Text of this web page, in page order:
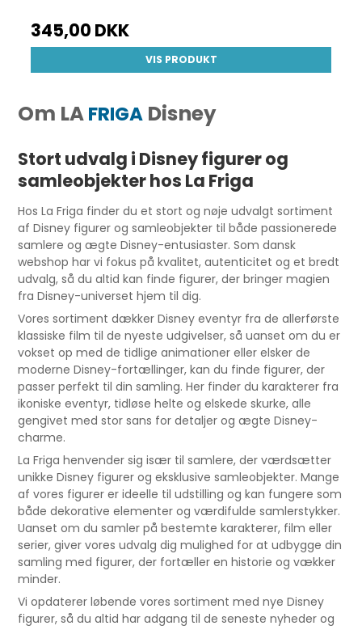
345,00 DKK
VIS PRODUKT
Om LAFRIGA Disney
Stort udvalg i Disney figurer og
samleobjekter hos La Friga
Hos La Friga finder du et stort og nøje udvalgt sortiment
af Disney figurer og samleobjekter til både passionerede
samlere og ægte Disney-entusiaster. Som dansk
webshop har vi fokus på kvalitet, autenticitet og et bredt
udvalg, så du altid kan finde figurer, der bringer magien
fra Disney-universet hjem til dig.
Vores sortiment dækker Disney eventyr fra de allerførste
klassiske film til de nyeste udgivelser, så uanset om du er
vokset op med de tidlige animationer eller elsker de
moderne Disney-fortællinger, kan du finde figurer, der
passer perfekt til din samling. Her finder du karakterer fra
ikoniske eventyr, tidløse helte og elskede skurke, alle
gengivet med stor sans for detaljer og ægte Disney-
charme.
La Friga henvender sig især til samlere, der værdsætter
unikke Disney figurer og eksklusive samleobjekter. Mange
af vores figurer er ideelle til udstilling og kan fungere som
både dekorative elementer og værdifulde samlerstykker.
Uanset om du samler på bestemte karakterer, film eller
serier, giver vores udvalg dig mulighed for at udbygge din
samling med figurer, der fortæller en historie og vækker
minder.
Vi opdaterer løbende vores sortiment med nye Disney
figurer, så du altid har adgang til de seneste nyheder og